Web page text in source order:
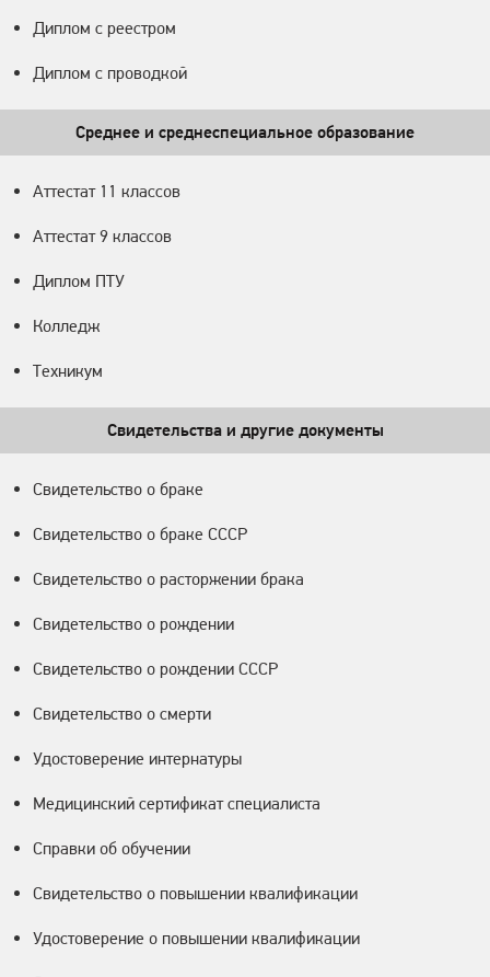
Диплом с реестром
Диплом с проводкой
Среднее и среднеспециальное образование
Аттестат 11 классов
Аттестат 9 классов
Диплом ПТУ
Колледж
Техникум
Свидетельства и другие документы
Свидетельство о браке
Свидетельство о браке СССР
Свидетельство о расторжении брака
Свидетельство о рождении
Свидетельство о рождении СССР
Свидетельство о смерти
Удостоверение интернатуры
Медицинский сертификат специалиста
Справки об обучении
Свидетельство о повышении квалификации
Удостоверение о повышении квалификации